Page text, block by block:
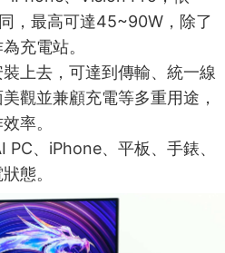
，最高可達45~90W，除了
充電站。
上去，可達到傳輸、統一線
觀並兼顧充電等多重用途，
率。
PC、iPhone、平板、手錶、
態。